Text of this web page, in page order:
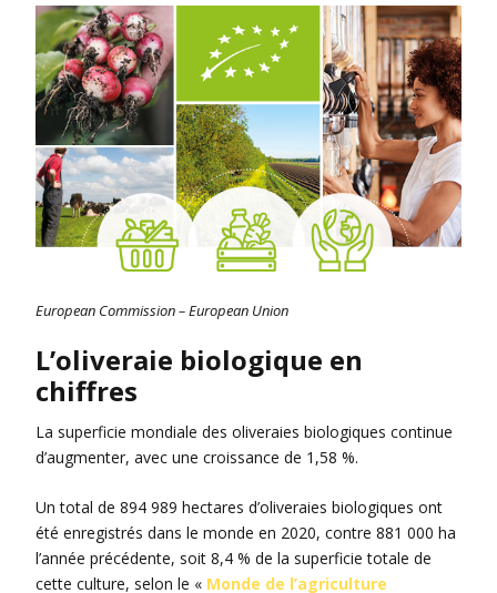
European Commission – European Union
L’oliveraie biologique en
chiffres
La superficie mondiale des oliveraies biologiques continue
d’augmenter, avec une croissance de 1,58 %.
Un total de 894 989 hectares d’oliveraies biologiques ont
été enregistrés dans le monde en 2020, contre 881 000 ha
l’année précédente, soit 8,4 % de la superficie totale de
cette culture, selon le « Monde de l’agriculture